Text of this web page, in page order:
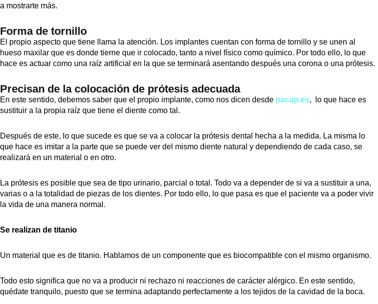
a mostrarte más.
Forma de tornillo
El propio aspecto que tiene llama la atención. Los implantes cuentan con forma de tornillo y se unen al
hueso maxilar que es donde tierne que ir colocado, tanto a nivel físico como químico. Por todo ello, lo que
hace es actuar como una raíz artificial en la que se terminará asentando después una corona o una prótesis.
Precisan de la colocación de prótesis adecuada
En este sentido, debemos saber que el propio implante, como nos dicen desde pacap.es, lo que hace es
sustituir a la propia raíz que tiene el diente como tal.
Después de este, lo que sucede es que se va a colocar la prótesis dental hecha a la medida. La misma lo
que hace es imitar a la parte que se puede ver del mismo diente natural y dependiendo de cada caso, se
realizará en un material o en otro.
La prótesis es posible que sea de tipo urinario, parcial o total. Todo va a depender de si va a sustituir a una,
varias o a la totalidad de piezas de los dientes. Por todo ello, lo que pasa es que el paciente va a poder vivir
la vida de una manera normal.
Se realizan de titanio
Un material que es de titanio. Hablamos de un componente que es biocompatible con el mismo organismo.
Todo esto significa que no va a producir ni rechazo ni reacciones de carácter alérgico. En este sentido,
quédate tranquilo, puesto que se termina adaptando perfectamente a los tejidos de la cavidad de la boca.